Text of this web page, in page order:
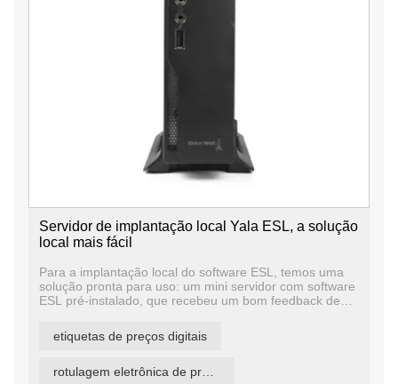
Servidor de implantação local Yala ESL, a solução
local mais fácil
Para a implantação local do software ESL, temos uma
solução pronta para uso: um mini servidor com software
ESL pré-instalado, que recebeu um bom feedback de
precisam instalar o software em seu servidor, o que
ajuda os clientes a economizar muito tempo e custos de
ESL e pode obter gerenciamento central de várias lojas.
etiquetas de preços digitais